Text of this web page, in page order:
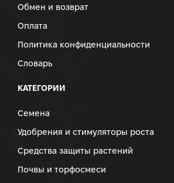
Обмен и возврат
Оплата
Политика конфиденциальности
Словарь
КАТЕГОРИИ
Семена
Удобрения и стимуляторы роста
Средства защиты растений
Почвы и торфосмеси